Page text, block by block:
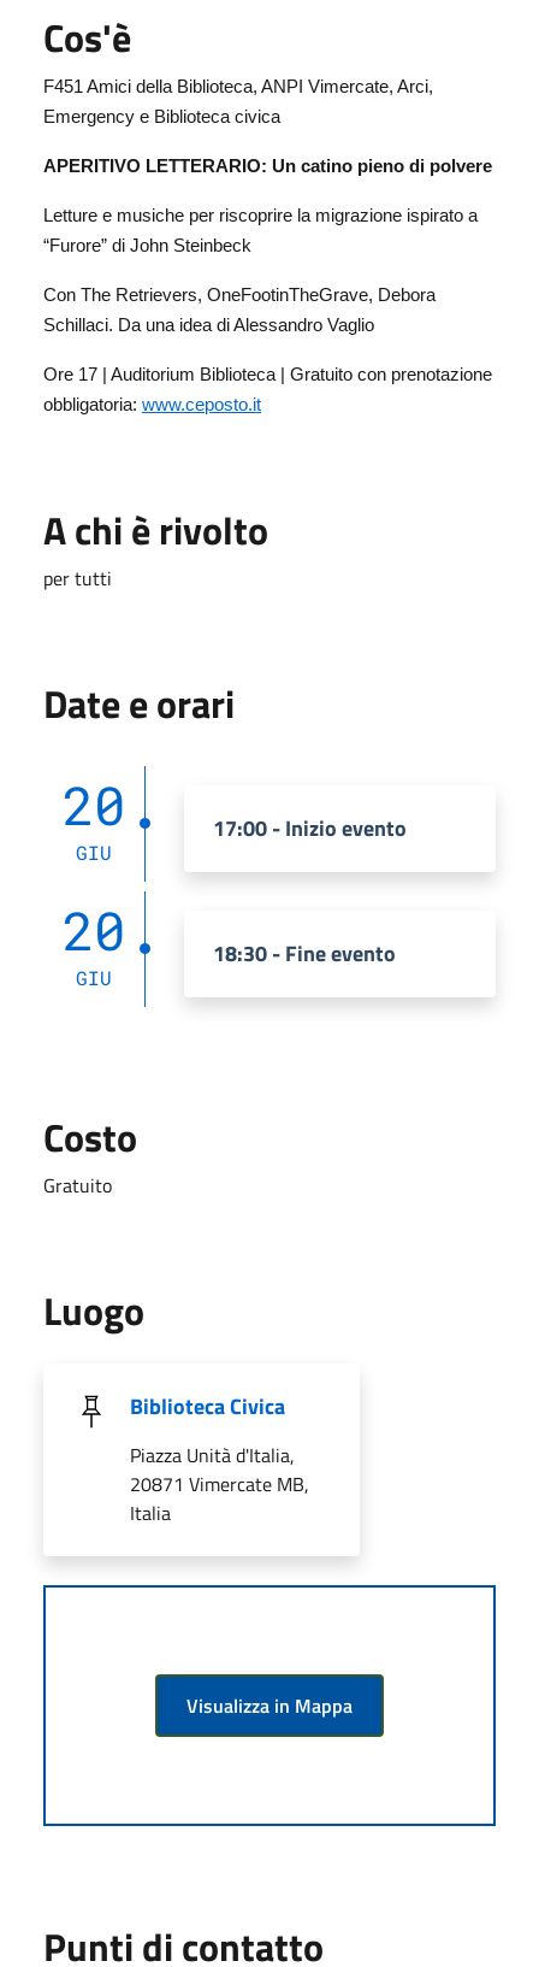
Cos'è
F451 Amici della Biblioteca, ANPI Vimercate, Arci,
Emergency e Biblioteca civica
APERITIVO LETTERARIO: Un catino pieno di polvere
Letture e musiche per riscoprire la migrazione ispirato a
“Furore” di John Steinbeck
Con The Retrievers, OneFootinTheGrave, Debora
Schillaci. Da una idea di Alessandro Vaglio
Ore 17 | Auditorium Biblioteca | Gratuito con prenotazione
obbligatoria: www.ceposto.it
A chi è rivolto
per tutti
Date e orari
20
GIU
17:00 - Inizio evento
20
GIU
18:30 - Fine evento
Costo
Gratuito
Luogo
Biblioteca Civica
Piazza Unità d'Italia,
20871 Vimercate MB,
Italia
Visualizza in Mappa
Punti di contatto